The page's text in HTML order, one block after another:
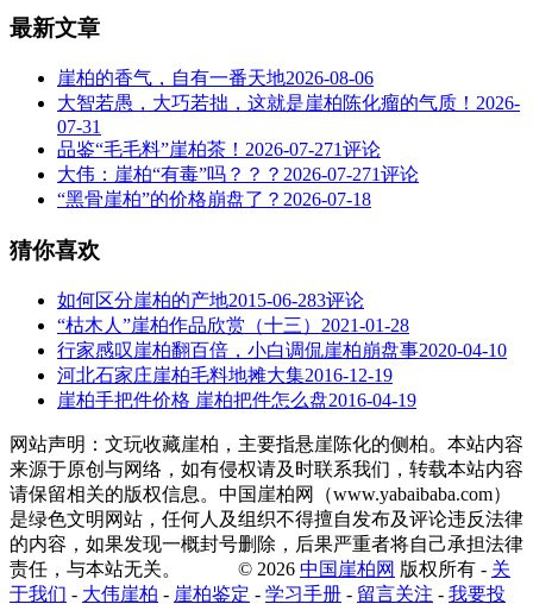
最新文章
崖柏的香气，自有一番天地2026-08-06
大智若愚，大巧若拙，这就是崖柏陈化瘤的气质！ 2026-
07-31
品鉴“毛毛料”崖柏茶！ 2026-07-271评论
大伟：崖柏“有毒”吗？？？ 2026-07-271评论
“黑骨崖柏”的价格崩盘了？ 2026-07-18
猜你喜欢
如何区分崖柏的产地2015-06-283评论
“枯木人”崖柏作品欣赏（十三） 2021-01-28
行家感叹崖柏翻百倍，小白调侃崖柏崩盘事2020-04-10
河北石家庄崖柏毛料地摊大集2016-12-19
崖柏手把件价格 崖柏把件怎么盘2016-04-19
网站声明：文玩收藏崖柏，主要指悬崖陈化的侧柏。本站内容
来源于原创与网络，如有侵权请及时联系我们，转载本站内容
请保留相关的版权信息。中国崖柏网（www.yabaibaba.com）
是绿色文明网站，任何人及组织不得擅自发布及评论违反法律
的内容，如果发现一概封号删除，后果严重者将自己承担法律
责任，与本站无关。 © 2026 中国崖柏网 版权所有 - 关
于我们 - 大伟崖柏 - 崖柏鉴定 - 学习手册 - 留言关注 - 我要投